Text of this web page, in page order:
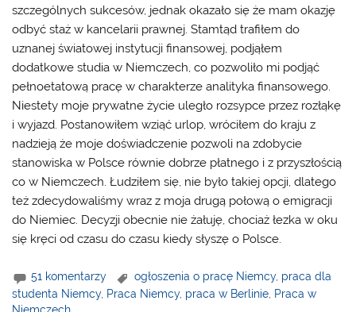
szczególnych sukcesów, jednak okazało się że mam okazję
odbyć staż w kancelarii prawnej. Stamtąd trafiłem do
uznanej światowej instytucji finansowej, podjąłem
dodatkowe studia w Niemczech, co pozwoliło mi podjąć
pełnoetatową pracę w charakterze analityka finansowego.
Niestety moje prywatne życie uległo rozsypce przez rozłąkę
i wyjazd. Postanowiłem wziąć urlop, wróciłem do kraju z
nadzieją że moje doświadczenie pozwoli na zdobycie
stanowiska w Polsce równie dobrze płatnego i z przyszłością
co w Niemczech. Łudziłem się, nie było takiej opcji, dlatego
też zdecydowaliśmy wraz z moja drugą połową o emigracji
do Niemiec. Decyzji obecnie nie żałuję, chociaż łezka w oku
się kręci od czasu do czasu kiedy słyszę o Polsce.
51 komentarzy ogłoszenia o pracę Niemcy, praca dla
studenta Niemcy, Praca Niemcy, praca w Berlinie Praca w